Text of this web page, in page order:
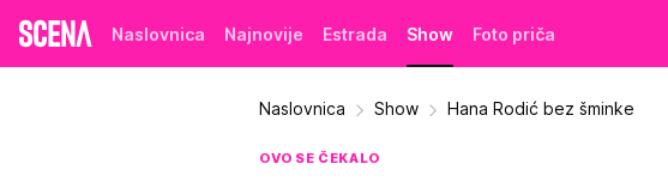
Naslovnica Najnovije Estrada Show Foto priča
Naslovnica Show Hana Rodić bez šminke
OVO SE ČEKALO